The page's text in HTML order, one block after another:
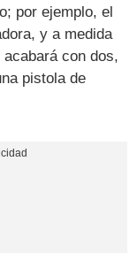
por ejemplo, el
y a medida
con dos,
pistola de